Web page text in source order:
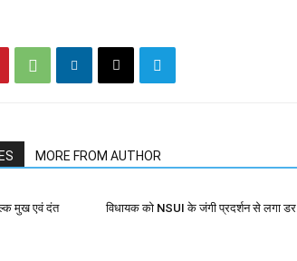
MORE FROM AUTHOR
मुख एवं दंत
विधायक को NSUI के जंगी प्रदर्शन से लगा डर